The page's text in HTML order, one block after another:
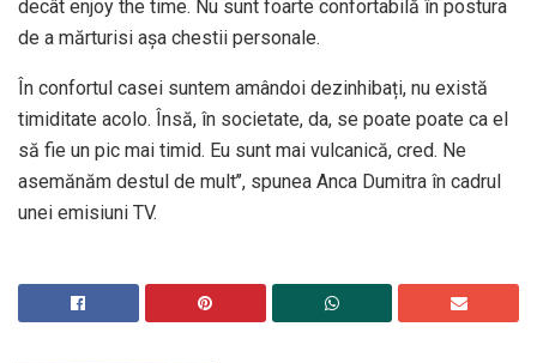
decât enjoy the time. Nu sunt foarte confortabilă în postura
de a mărturisi așa chestii personale.
În confortul casei suntem amândoi dezinhibați, nu există
timiditate acolo. Însă, în societate, da, se poate poate ca el
să fie un pic mai timid. Eu sunt mai vulcanică, cred. Ne
asemănăm destul de mult’’, spunea Anca Dumitra în cadrul
unei emisiuni TV.